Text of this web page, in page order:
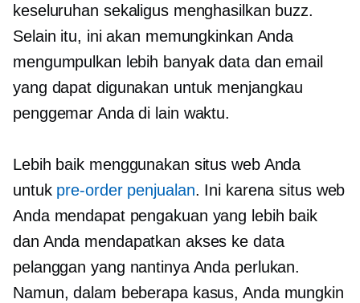
keseluruhan sekaligus menghasilkan buzz.
Selain itu, ini akan memungkinkan Anda
mengumpulkan lebih banyak data dan email
yang dapat digunakan untuk menjangkau
penggemar Anda di lain waktu.
Lebih baik menggunakan situs web Anda
untuk pre-orderpenjualan. Ini karena situs web
Anda mendapat pengakuan yang lebih baik
dan Anda mendapatkan akses ke data
pelanggan yang nantinya Anda perlukan.
Namun, dalam beberapa kasus, Anda mungkin